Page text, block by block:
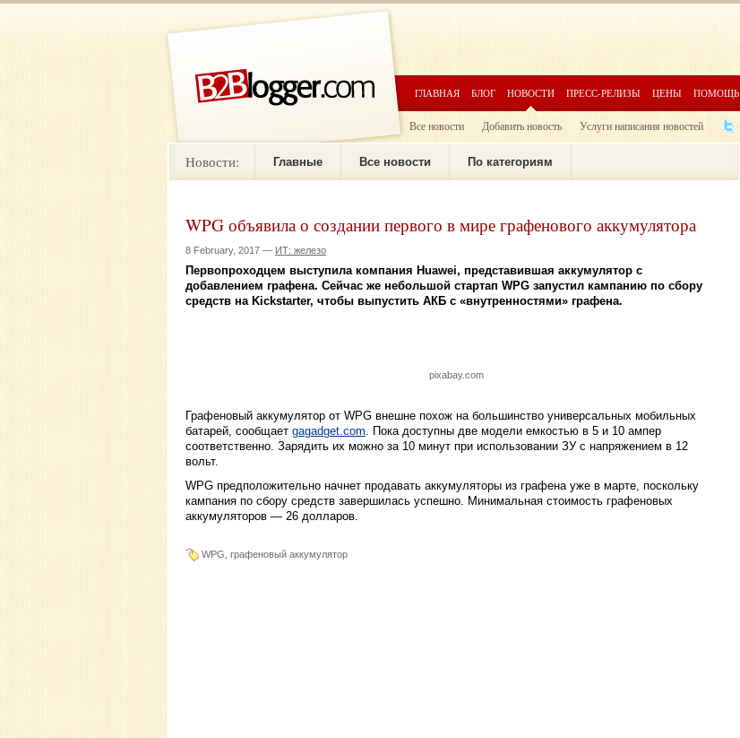
ГЛАВНАЯ БЛОГ НОВОСТИ ПРЕСС-РЕЛИЗЫ ЦЕНЫ ПОМОЩЬ
Все новости Добавить новость Услуги написания новостей
Новости: Главные Все новости По категориям
WPG объявила о создании первого в мире графенового аккумулятора
8 February, 2017 — ИТ: железо
Первопроходцем выступила компания Huawei, представившая аккумулятор с
добавлением графена. Сейчас же небольшой стартап WPG запустил кампанию по сбору
средств на Kickstarter, чтобы выпустить АКБ с «внутренностями» графена.
pixabay.com
Графеновый аккумулятор от WPG внешне похож на большинство универсальных мобильных
батарей, сообщает gagadget.com. Пока доступны две модели емкостью в 5 и 10 ампер
соответственно. Зарядить их можно за 10 минут при использовании ЗУ с напряжением в 12
вольт.
WPG предположительно начнет продавать аккумуляторы из графена уже в марте, поскольку
кампания по сбору средств завершилась успешно. Минимальная стоимость графеновых
аккумуляторов — 26 долларов.
WPG, графеновый аккумулятор